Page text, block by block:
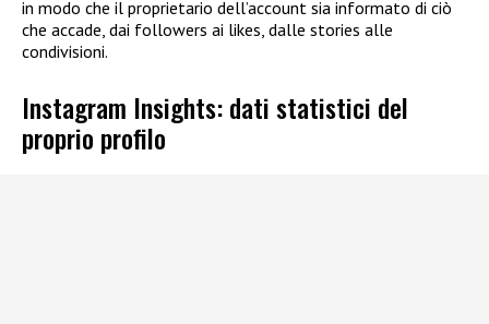
in modo che il proprietario dell’account sia informato di ciò
che accade, dai followers ai likes, dalle stories alle
condivisioni.
Instagram Insights: dati statistici del
proprio profilo